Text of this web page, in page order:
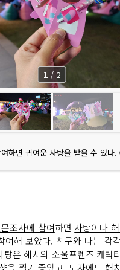
하면 귀여운 사탕을 받을 수 있
1 / 2
조사에 참여하면사탕이나
여해 보았다. 친구와 나는 각
탕은 해치와 소울프렌즈 캐릭